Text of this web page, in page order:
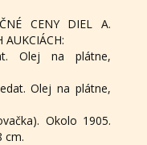
CENY DIEL A.
AUKCIÁCH:
Olej na plátne,
Olej na plátne,
Okolo 1905.
cm.